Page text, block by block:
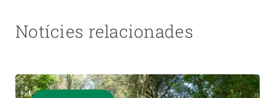
Notícies relacionades